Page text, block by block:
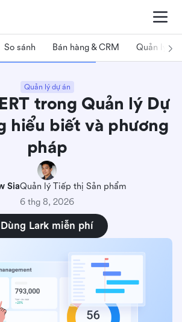
So sánh Bán hàng & CRM Quản lý dự
Quản lý dự án
trong Quản lý Dự
hiểu biết và phương
pháp
SiaQuản lý Tiếp thị Sản phẩm
6 thg 8, 2026
Dùng Lark miễn phí